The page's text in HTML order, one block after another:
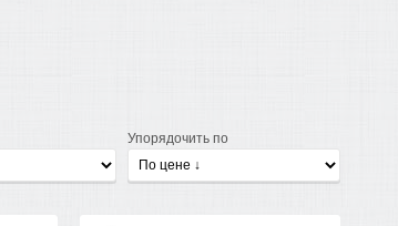
Упорядочить по